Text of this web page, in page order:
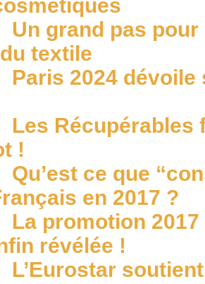
Un grand pas
textile
Paris 2024
Les Récupérables
!
Qu’est ce que
en 2017 ?
La promotion
révélée !
L’Eurostar